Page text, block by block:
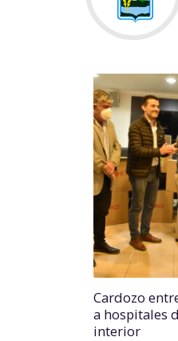
Cardozo
a hospitales
interior